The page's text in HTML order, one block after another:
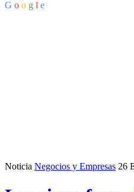
G o o g l e
Noticia Negocios y Empresas 26